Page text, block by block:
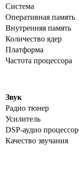
Система
Оперативная память
Внутренняя память
Количество ядер
Платформа
Частота процессора
Звук
Радио тюнер
Усилитель
DSP-аудио процессор
Качество звучания